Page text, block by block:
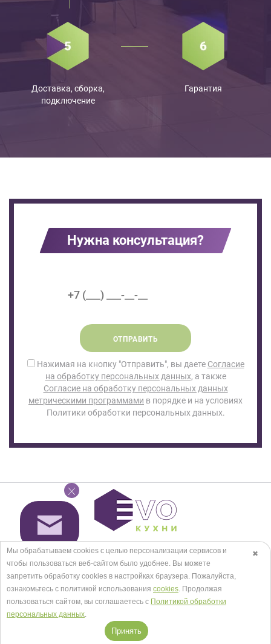
Доставка, сборка,
подключение
Гарантия
Нужна консультация?
ОТПРАВИТЬ
Нажимая на кнопку "Отправить", вы даете Согласие
на обработку персональных данных, а также
Согласие на обработку персональных данных
метрическими программами в порядке и на условиях
Политики обработки персональных данных.
Салоны в Москве
Посмотреть на карте
+7 (495) 118-29-30
Заказать звонок
✖
Мы обрабатываем cookies с целью персонализации сервисов и
чтобы пользоваться веб-сайтом было удобнее. Вы можете
запретить обработку сookies в настройках браузера. Пожалуйста,
ознакомьтесь с политикой использования cookies. Продолжая
пользоваться сайтом, вы соглашаетесь с Политикой обработки
персональных данных.
Принять